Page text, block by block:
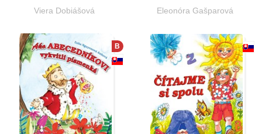
Viera Dobiášová Eleonóra Gašparová
B